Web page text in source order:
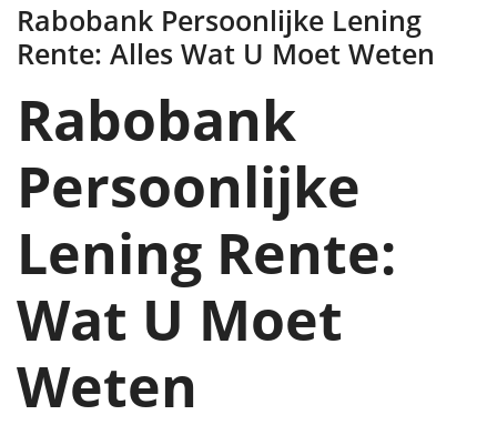
Rabobank Persoonlijke Lening
Rente: Alles Wat U Moet Weten
Rabobank
Persoonlijke
Lening Rente:
Wat U Moet
Weten